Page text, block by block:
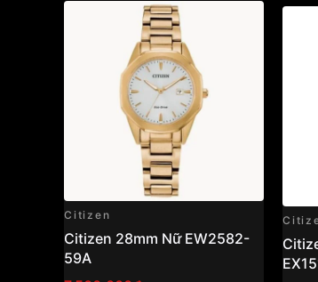
Citizen
Citizen 28mm Nữ EW2582-
59A